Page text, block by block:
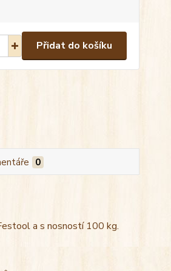
Přidat do košíku
0
a s nosností 100 kg.